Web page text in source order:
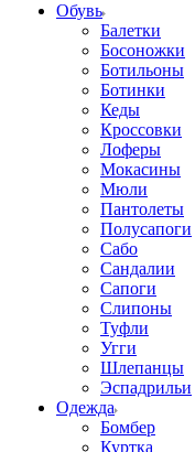
Обувь
Балетки
Босоножки
Ботильоны
Ботинки
Кеды
Кроссовки
Лоферы
Мокасины
Мюли
Пантолеты
Полусапоги
Сабо
Сандалии
Сапоги
Слипоны
Туфли
Угги
Шлепанцы
Эспадрильи
Одежда
Бомбер
Куртка